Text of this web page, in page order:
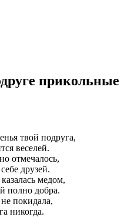
прикольные
твой подруга,
веселей.
отмечалось,
друзей.
медом,
полно добра.
покидала,
никогда.